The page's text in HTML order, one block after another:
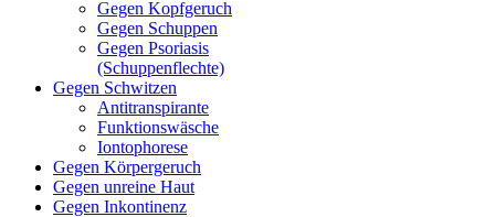
Gegen Kopfgeruch
Gegen Schuppen
Gegen Psoriasis
(Schuppenflechte)
Gegen Schwitzen
Antitranspirante
Funktionswäsche
Iontophorese
Gegen Körpergeruch
Gegen unreine Haut
Gegen Inkontinenz